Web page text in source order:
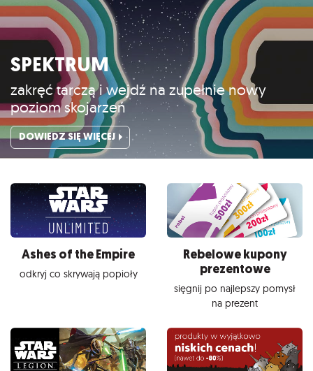
SPEKTRUM
zakręć tarczą i wejdź na zupełnie nowy
poziom skojarzeń
DOWIEDZ SIĘ WIĘCEJ
Ashes of the Empire
odkryj co skrywają popioły
Rebelowe kupony
prezentowe
sięgnij po najlepszy pomysł
na prezent